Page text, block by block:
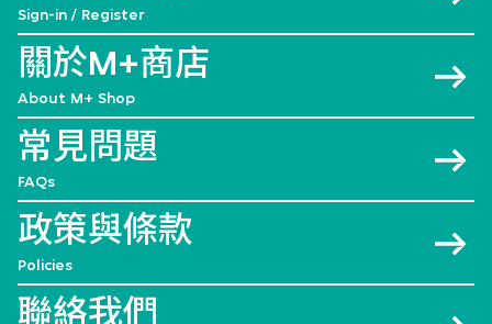
Sign-in / Register
關於M+商店
About M+ Shop
常見問題
FAQs
政策與條款
Policies
聯絡我們